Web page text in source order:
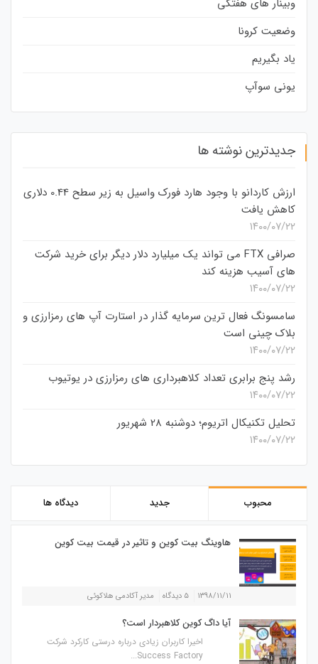
وبینار های هفتگی
وضعیت کرونا
یاد بگیریم
یونی سوآپ
جدیدترین نوشته ها
ارزش کاردانو با وجود هارد فورک واسیل به زیر سطح 0.44 دلاری
کاهش یافت
۱۴۰۰/۰۷/۲۲
صرافی FTX می تواند یک میلیارد دلار دیگر برای خرید شرکت
های آسیب هزینه کند
۱۴۰۰/۰۷/۲۲
سامسونگ فعال‌ ترین سرمایه‌ گذار در استارت‌ آپ‌ های رمزارزی و
بلاک چینی است
۱۴۰۰/۰۷/۲۲
رشد پنج برابری تعداد کلاهبرداری های رمزارزی در یوتیوب
۱۴۰۰/۰۷/۲۲
تحلیل تکنیکال اتریوم؛ دوشنبه 28 شهریور
۱۴۰۰/۰۷/۲۲
محبوب جدید دیدگاه ها
هاوینگ بیت کوین و تاثیر در قیمت بیت کوین
۱۳۹۸/۱۱/۱۱ ۵ دیدگاه مدیر آکادمی هلاکوئی
آیا داگ کوین کلاهبردار است؟
اخیرا کاربران زیادی درباره درستی کارکرد شرکت
Success Factory...